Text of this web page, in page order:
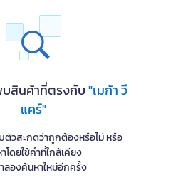
บสินค้าที่ตรงกับ"เมก้า วี
แคร์"
ตัวสะกดว่าถูกต้องหรือไม่ หรือ
โดยใช้คำที่ใกล้เคียง
องค้นหาใหม่อีกครั้ง